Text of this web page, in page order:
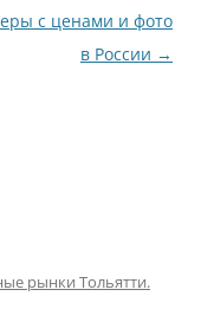
с ценами и фото
в России →
рынки Тольятти.